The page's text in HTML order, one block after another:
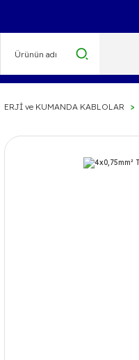
ve KUMANDA KABLOLAR